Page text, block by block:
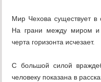
Мир Чехова существует в
На грани между миром и
черта горизонта исчезает.
С большой силой
человеку показана в